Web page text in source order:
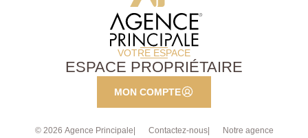
VOTRE ESPACE
ESPACE PROPRIÉTAIRE
MON COMPTE
© 2026 Agence Principale Contactez-nous
Notre agence